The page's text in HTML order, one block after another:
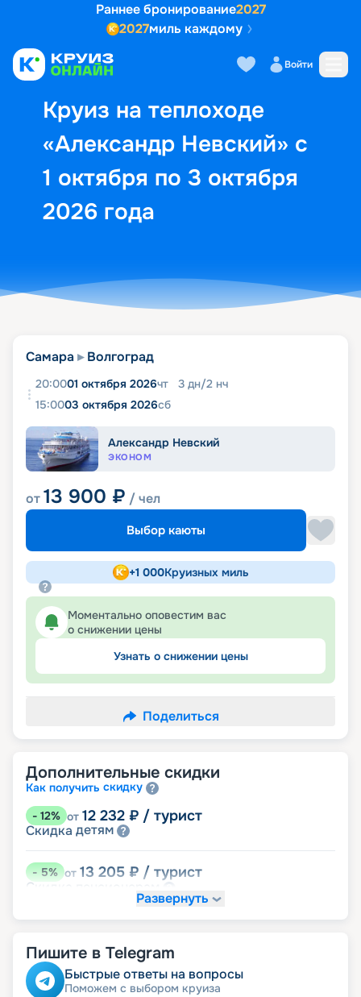
Раннее бронирование2027
2027миль каждому
Войти
Круиз на теплоходе
«Александр Невский» с
1 октября по 3 октября
2026 года
Выбор кают Маршрут и
Самара Волгоград
20:0001 октября 2026чт 3 дн/2 нч
15:0003 октября 2026сб
Александр Невский
ЭКОНОМ
от13 900 ₽ / чел
Выбор каюты
+1 000Круизных миль
Моментально оповестим вас
о снижении цены
Узнать о снижении цены
Поделиться
Дополнительные скидки
Как получить скидку
- 12% от 12 232 ₽ / турист
Скидка детям
-5% от 13 205 ₽ / турист
Скидка
именинникамРазвернуть
Пишите в Telegram
Быстрые ответы на вопросы
Поможем с выбором круиза